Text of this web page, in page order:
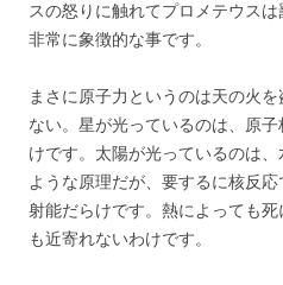
スの怒りに触れてプロメテウス
非常に象徴的な事です。
まさに原子力というのは天の火
ない。星が光っているのは、原
けです。太陽が光っているのは
ような原理だが、要するに核反
射能だらけです。熱によっても
も近寄れないわけです。